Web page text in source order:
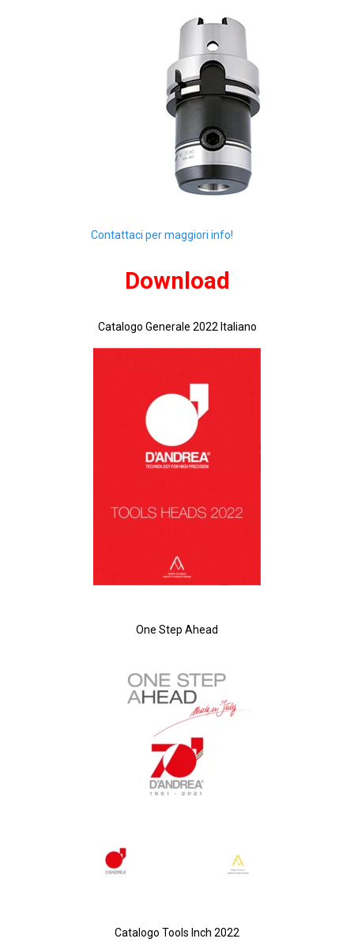
Contattaci per maggiori info!
Download
Catalogo Generale 2022 Italiano
One Step Ahead
Catalogo Tools Inch 2022